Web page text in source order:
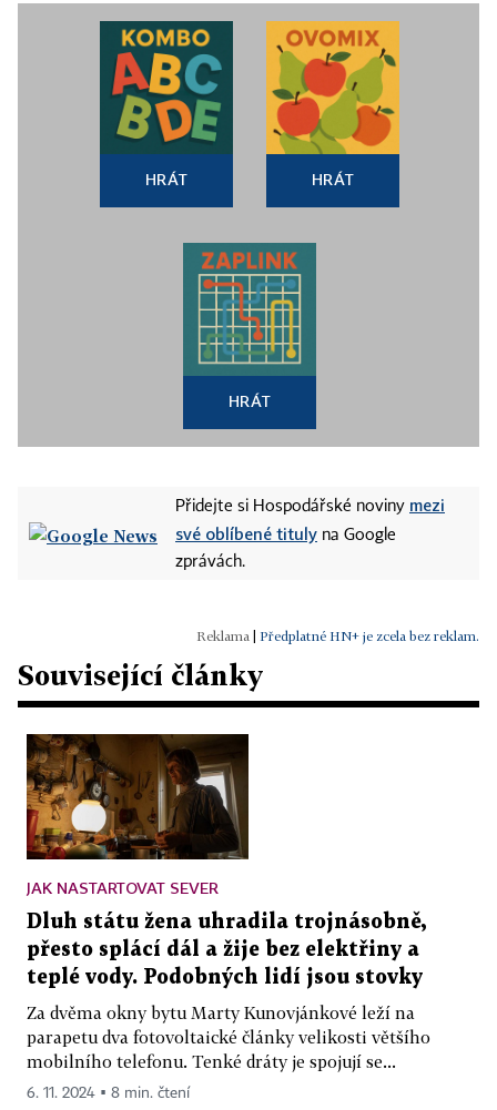
HRÁT HRÁT
HRÁT
Přidejte si Hospodářské noviny mezi
své oblíbené tituly na Google
zprávách.
Předplatné HN+ je zcela bez reklam.
Související články
JAK NASTARTOVAT SEVER
Dluh státu žena uhradila trojnásobně,
přesto splácí dál a žije bez elektřiny a
teplé vody. Podobných lidí jsou stovky
Za dvěma okny bytu Marty Kunovjánkové leží na
parapetu dva fotovoltaické články velikosti většího
mobilního telefonu. Tenké dráty je spojují se...
6. 11. 2024 ▪ 8 min. čtení